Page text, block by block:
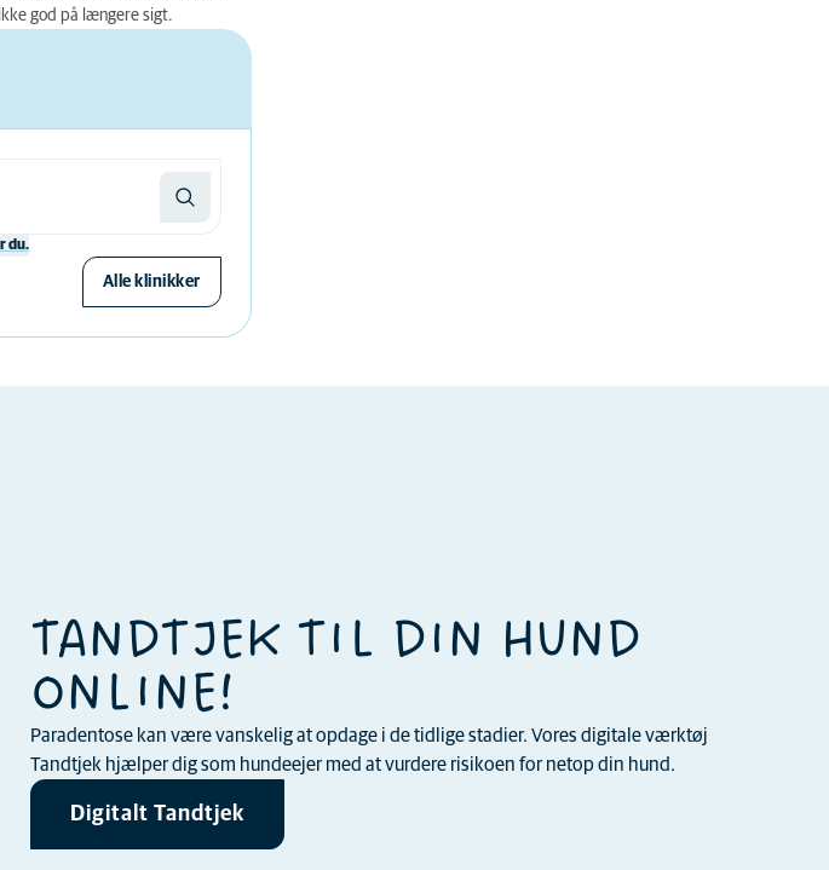
god på længere sigt.
du.
Alle klinikker
TANDTJEK TIL DIN HUND
ONLINE!
Paradentose kan være vanskelig at opdage i de tidlige stadier. Vores digitale værktøj
Tandtjek hjælper dig som hundeejer med at vurdere risikoen for netop din hund.
Digitalt Tandtjek